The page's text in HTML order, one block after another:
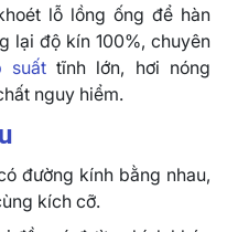
lỗ lồng ống để hàn
lại độ kín 100%, chuyên
suấttĩnh lớn, hơi nóng
nguy hiểm.
đường kính bằng nhau,
kích cỡ.